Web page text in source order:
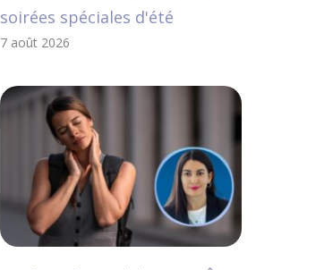
soirées spéciales d'été
7 août 2026